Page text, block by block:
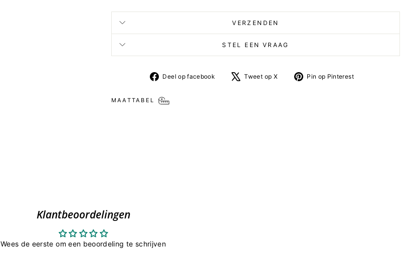
VERZENDEN
STEL EEN VRAAG
Deel op facebook
Deel
Tweet op X
Tweet Pin op Pinterest
MAATTABEL
Klantbeoordelingen
Wees de eerste om een beoordeling te schrijven